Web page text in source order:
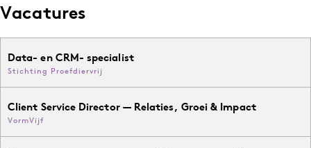
Vacatures
Data- en CRM- specialist
Stichting Proefdiervrij
Client Service Director — Relaties, Groei & Impact
VormVijf